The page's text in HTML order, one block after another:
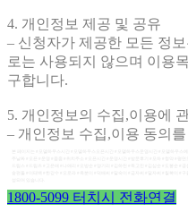
4. 개인정보 제공 및 공유
– 신청자가 제공한 모든 정
로는 사용되지 않으며 이용
구합니다.
5. 개인정보의 수집,이용에
– 개인정보 수집,이용 동의
1800-5099 터치시 전화연결